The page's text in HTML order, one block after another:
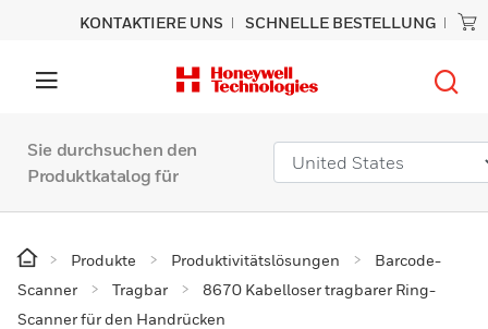
KONTAKTIERE UNS SCHNELLE BESTELLUNG
Sie durchsuchen den
Produktkatalog für
Produkte Produktivitätslösungen
Barcode-
Scanner
Tragbar
8670 Kabelloser tragbarer Ring-
Scanner für den Handrücken